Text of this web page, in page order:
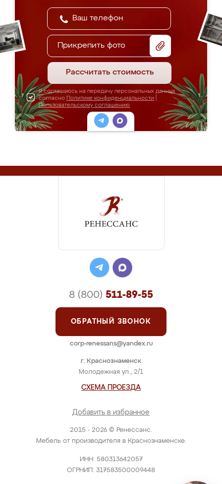
Прикрепить фото
Рассчитать стоимость
Я соглашаюсь на передачу персональных данных
согласно Политике конфиденциальности
Пользовательскому соглашению
2015 - 2026 © Ренессанс.
Мебель от производителя в Краснознаменске.
ИНН: 580313642057
ОГРНИП: 317583500009448
г. Краснознаменск
Молодежная ул., 2/1
СХЕМА ПРОЕЗДА
Добавить в избранное
8 (800) 511-89-55
ОБРАТНЫЙ ЗВОНОК
corp-renessans@yandex.ru